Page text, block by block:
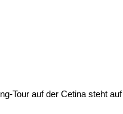
Tour auf der Cetina steht